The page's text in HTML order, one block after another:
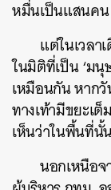
หมื่นเป็นแสนคน
แต่ในเวล
ในมิติที่เป็น ‘มนุ
เหมือนกัน หาก
ทางเท้ามีขยะเ
เห็นว่าในพื้นที่นั้
นอกเหนือจ